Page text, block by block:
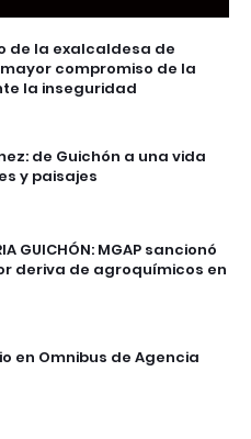
de la exalcaldesa de
compromiso de la
la inseguridad
de Guichón a una vida
y paisajes
GUICHÓN: MGAP sancionó
deriva de agroquímicos en
en Omnibus de Agencia